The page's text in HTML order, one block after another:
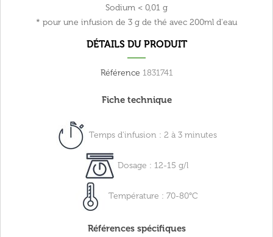
Sodium < 0,01 g
* pour une infusion de 3 g de thé avec 200ml d'eau
DÉTAILS DU PRODUIT
Référence 1831741
Fiche technique
Temps d'infusion : 2 à 3 minutes
Dosage : 12-15 g/l
Température : 70-80°C
Références spécifiques